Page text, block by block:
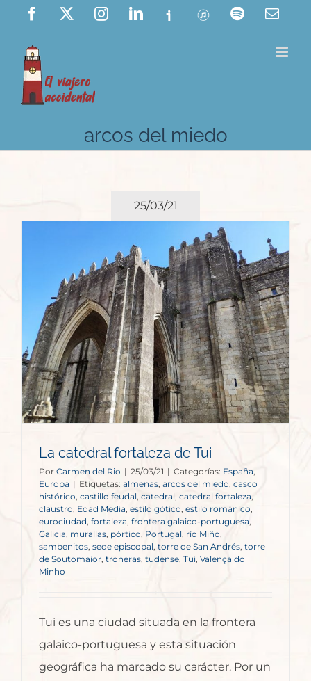
Saltar
contenido
Facebook InstagramLinkedIn
Ivoox ITunes Spotify
arcos del miedo
25/03/21
La catedral fortaleza de Tui
Por Carmen del Rio | 25/03/21 | Categorías: España,
Europa | Etiquetas: almenas arcos del miedo, casco
histórico castillo feudal catedral catedral fortaleza,
claustro Edad Media estilo gótico estilo románico
eurociudad fortaleza, frontera galaico-portuguesa
Galicia murallas, pórtico, Portugal río Miño,
sambenitos, sede episcopal, torre de San Andrés torre
de Soutomaior troneras tudense Tui Valença do
Minho
Tui es una ciudad situada en la frontera
galaico-portuguesa y esta situación
geográfica ha marcado su carácter. Por un